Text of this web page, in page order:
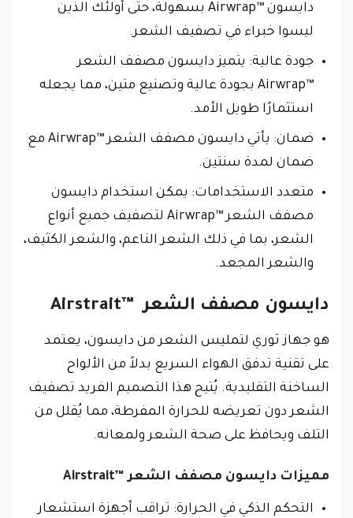
دايسون Airwrap™‎ بسهولة، حتى أولئك الذين
ليسوا خبراء في تصفيف الشعر.
جودة عالية: يتميز دايسون مصفف الشعر
Airwrap™‎ بجودة عالية وتصنيع متين، مما يجعله
استثمارًا طويل الأمد.
ضمان: يأتي دايسون مصفف الشعر Airwrap™‎ مع
ضمان لمدة سنتين.
متعدد الاستخدامات: يمكن استخدام دايسون
مصفف الشعر Airwrap™‎ لتصفيف جميع أنواع
الشعر، بما في ذلك الشعر الناعم، والشعر الكثيف،
والشعر المجعد.
دايسون مصفف الشعر Airstrait™‎
هو جهاز ثوري لتمليس الشعر من دايسون، يعتمد
على تقنية تدفق الهواء السريع بدلاً من الألواح
الساخنة التقليدية. يُتيح هذا التصميم الفريد تصفيف
الشعر دون تعريضه للحرارة المفرطة، مما يُقلل من
التلف ويحافظ على صحة الشعر ولمعانه.
مميزات دايسون مصفف الشعر Airstrait™‎
التحكم الذكي في الحرارة: تراقب أجهزة استشعار